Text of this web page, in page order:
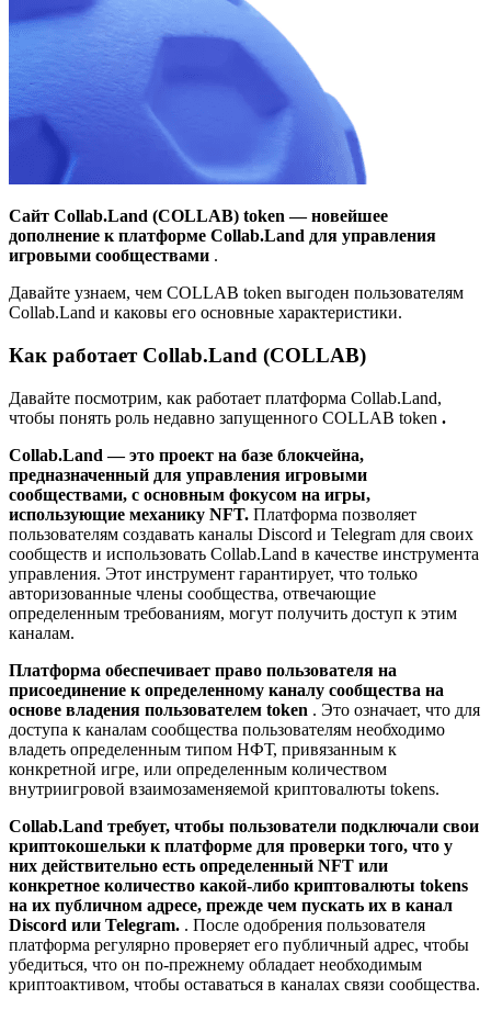
Сайт Collab.Land (COLLAB) token — новейшее
дополнение к платформе Collab.Land для управления
игровыми сообществами .
Давайте узнаем, чем COLLAB token выгоден пользователям
Collab.Land и каковы его основные характеристики.
Как работает Collab.Land (COLLAB)
Давайте посмотрим, как работает платформа Collab.Land,
чтобы понять роль недавно запущенного COLLAB token .
Collab.Land — это проект на базе блокчейна,
предназначенный для управления игровыми
сообществами, с основным фокусом на игры,
использующие механику NFT. Платформа позволяет
пользователям создавать каналы Discord и Telegram для своих
сообществ и использовать Collab.Land в качестве инструмента
управления. Этот инструмент гарантирует, что только
авторизованные члены сообщества, отвечающие
определенным требованиям, могут получить доступ к этим
каналам.
Платформа обеспечивает право пользователя на
присоединение к определенному каналу сообщества на
основе владения пользователем token . Это означает, что для
доступа к каналам сообщества пользователям необходимо
владеть определенным типом НФТ, привязанным к
конкретной игре, или определенным количеством
внутриигровой взаимозаменяемой криптовалюты tokens.
Collab.Land требует, чтобы пользователи подключали свои
криптокошельки к платформе для проверки того, что у
них действительно есть определенный NFT или
конкретное количество какой-либо криптовалюты tokens
на их публичном адресе, прежде чем пускать их в канал
Discord или Telegram. . После одобрения пользователя
платформа регулярно проверяет его публичный адрес, чтобы
убедиться, что он по-прежнему обладает необходимым
криптоактивом, чтобы оставаться в каналах связи сообщества.